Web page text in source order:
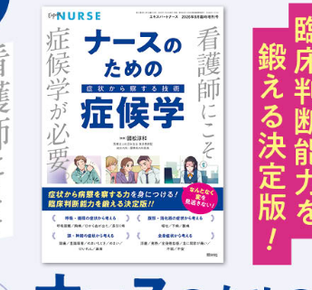
年日本赤十字女子専門学校（現在の
の日本赤十字社医療センター）勤務。そ
臨床看護学研究所所長、2003年から日